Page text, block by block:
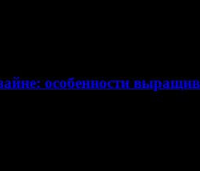
особенности